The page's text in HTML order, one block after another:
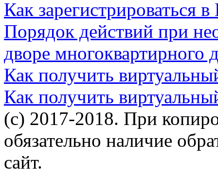
Как зарегистрироваться
Порядок действий при
дворе многоквартирного
Как получить
Как получить
(c) 2017-2018. При
обязательно наличие
сайт.